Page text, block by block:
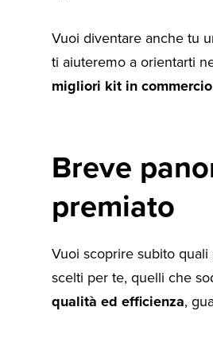
Vuoi diventare anche tu
ti aiuteremo a orientarti
migliori kit in commercio
Breve
premiato
Vuoi scoprire subito
scelti per te, quelli che
qualità ed efficienza,